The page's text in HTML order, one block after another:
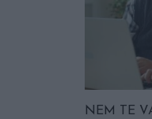
NEM TE